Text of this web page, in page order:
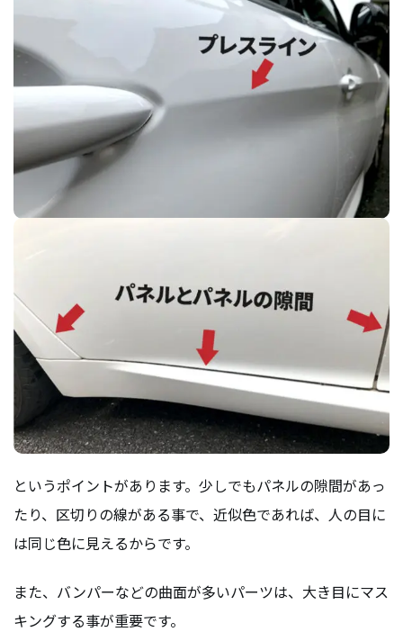
というポイントがあります。少しでもパネルの隙間があっ
たり、区切りの線がある事で、近似色であれば、人の目に
は同じ色に見えるからです。
また、バンパーなどの曲面が多いパーツは、大き目にマス
キングする事が重要です。